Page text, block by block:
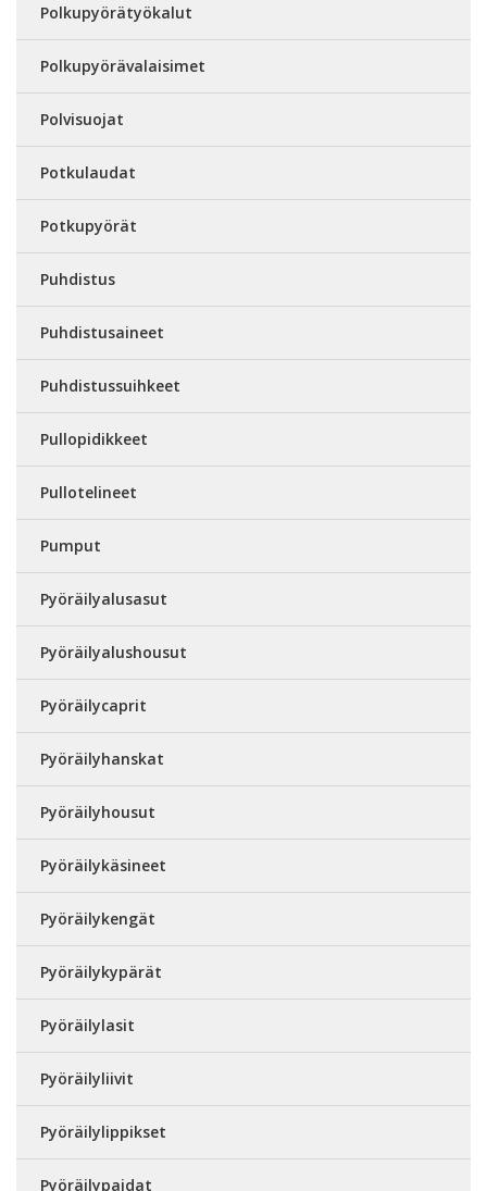
Polkupyörätyökalut
Polkupyörävalaisimet
Polvisuojat
Potkulaudat
Potkupyörät
Puhdistus
Puhdistusaineet
Puhdistussuihkeet
Pullopidikkeet
Pullotelineet
Pumput
Pyöräilyalusasut
Pyöräilyalushousut
Pyöräilycaprit
Pyöräilyhanskat
Pyöräilyhousut
Pyöräilykäsineet
Pyöräilykengät
Pyöräilykypärät
Pyöräilylasit
Pyöräilyliivit
Pyöräilylippikset
Pyöräilypaidat